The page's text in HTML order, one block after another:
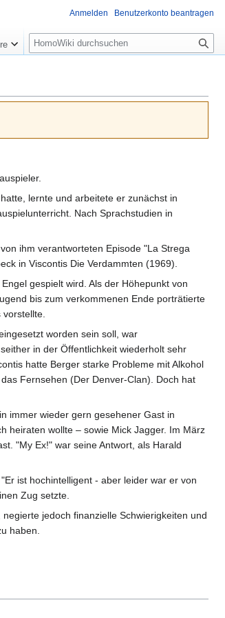
lernte und arbeitete er zunächst in
Nach Sprachstudien in
ihm verantworteten Episode "La Strega
in Viscontis Die Verdammten (1969).
gespielt wird. Als der Höhepunkt von
bis zum verkommenen Ende porträtierte
worden sein soll, war
in der Öffentlichkeit wiederholt sehr
hatte Berger starke Probleme mit Alkohol
Fernsehen (Der Denver-Clan). Doch hat
immer wieder gern gesehener Gast in
heiraten wollte – sowie Mick Jagger. Im März
"My Ex!" war seine Antwort, als Harald
ist hochintelligent - aber leider war er von
Zug setzte.
jedoch finanzielle Schwierigkeiten und
haben.
Anmelden Benutzerkonto beantragen
Suche